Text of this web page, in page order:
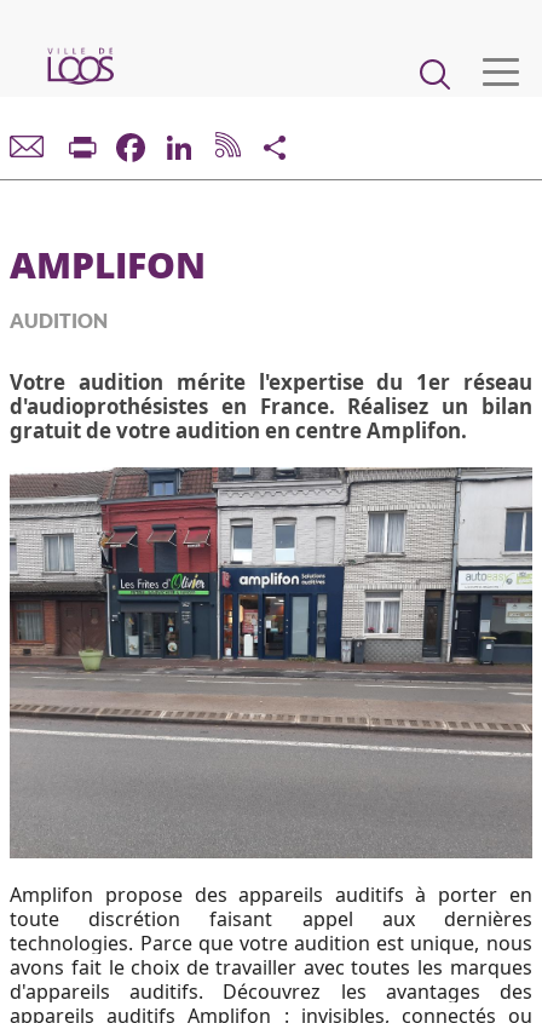
contenu
Main
navigation
VIE MUNICIPALE
CADRE DE VIE ET URBANISME
ENFANCE, JEUNESSE, ÉDUCATION, RESTAURATION
CULTURE, SPORT, ASSOCIATIONS
CCAS, SOLIDARITÉ ET SANTÉ
POLICE MUNICIPALE
Print FacebookLinkedIn
AMPLIFON
AUDITION
Votre audition mérite l'expertise du 1er réseau
d'audioprothésistes en France. Réalisez un bilan
gratuit de votre audition en centre Amplifon.
Amplifon propose des appareils auditifs à porter en
toute discrétion faisant appel aux dernières
technologies. Parce que votre audition est unique, nous
avons fait le choix de travailler avec toutes les marques
d'appareils auditifs. Découvrez les avantages des
appareils auditifs Amplifon : invisibles, connectés ou